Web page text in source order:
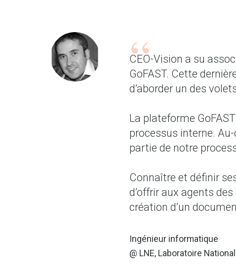
CEO-Vision a su
GoFAST. Cette
d’aborder un des
La plateforme
processus interne.
partie de notre
Connaître et définir
d’offrir aux agents
création d’un
Ingénieur informatique
@ LNE, Laboratoire